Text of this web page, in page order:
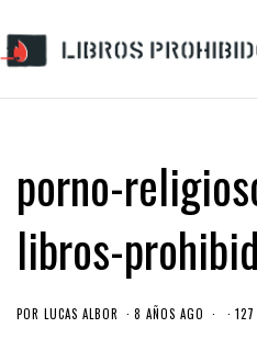
porno-
libros-
POR LUCAS ALBOR 8 AÑOS AGO 127